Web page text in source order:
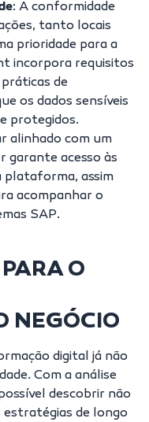
: A conformidade
tanto locais
prioridade para a
incorpora requisitos
de
os dados sensíveis
protegidos.
alinhado com um
garante acesso às
plataforma, assim
acompanhar o
SAP.
O
NEGÓCIO
digital já não
Com a análise
descobrir não
estratégias de longo